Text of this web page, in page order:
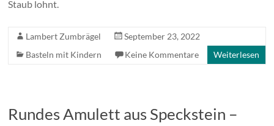
Staub lohnt.
Lambert Zumbrägel
September 23, 2022
Basteln mit Kindern
Keine Kommentare Weiterlesen
Rundes Amulett aus Speckstein –